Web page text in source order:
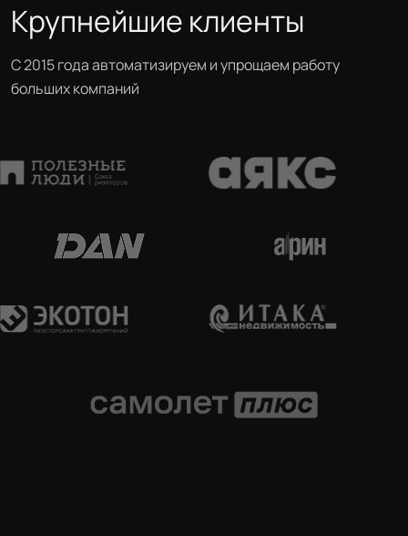
Крупнейшие клиенты
С 2015 года автоматизируем и упрощаем работу
больших компаний